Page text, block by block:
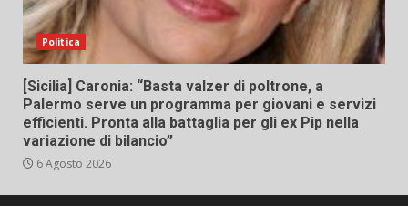
Politica
[Sicilia] Caronia: “Basta valzer di poltrone, a
Palermo serve un programma per giovani e servizi
efficienti. Pronta alla battaglia per gli ex Pip nella
variazione di bilancio”
6 Agosto 2026